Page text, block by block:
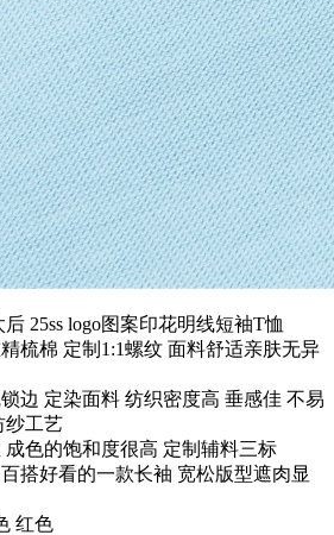
后 25ss logo图案印花明线短袖T恤
梳棉 定制1:1螺纹 面料舒适亲肤无异
边 定染面料 纺织密度高 垂感佳 不易
纱工艺
色的饱和度很高 定制辅料三标
搭好看的一款长袖 宽松版型遮肉显
红色